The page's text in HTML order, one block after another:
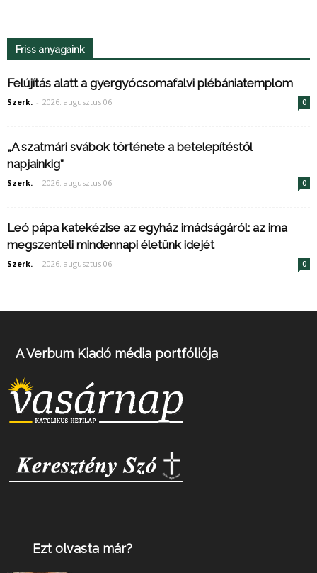
Friss anyagaink
Felújítás alatt a gyergyócsomafalvi plébániatemplom
Szerk. - 2026. augusztus 06. 0
„A szatmári svábok története a betelepítéstől
napjainkig”
Szerk. - 2026. augusztus 06. 0
Leó pápa katekézise az egyház imádságáról: az ima
megszenteli mindennapi életünk idejét
Szerk. - 2026. augusztus 06. 0
A Verbum Kiadó média portfóliója
Ezt olvasta már?